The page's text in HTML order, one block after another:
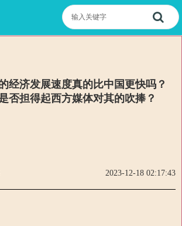
经济发展速度真的比中国更快吗？
否担得起西方媒体对其的吹捧？
2023-12-18 02:17:43